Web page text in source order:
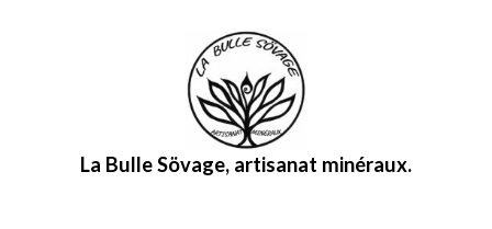
La Bulle Sövage, artisanat minéraux.